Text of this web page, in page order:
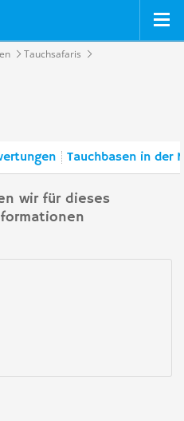
Tauchsafaris
Tauchbasen in der
wir für dieses